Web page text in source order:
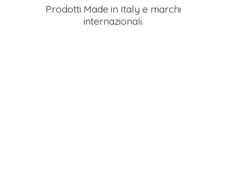
Prodotti Made in Italy e marchi
internazionali.